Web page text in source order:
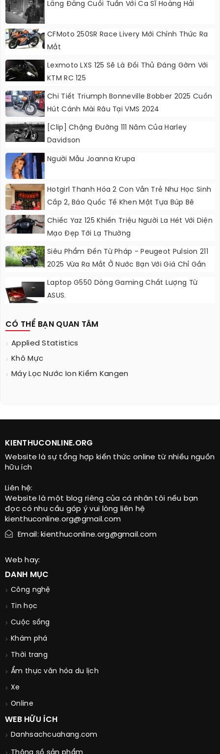
Lãng Đãng Cuối Tuần Với Ca Sĩ Hoàng Hải
CFMoto 250SR Race Livery Mới Chính Thức Ra
Mắt
Lexmoto LXS 125 Sẽ Là Đối Thủ Đáng Gờm Với
KTM RC 125
Chi Tiết Triumph Bonneville Bobber 2025 Cuốn
Hút Cánh Mài Râu Tại VMS 2024
[Clip] Chặng Đường 111 Năm Của Harley
Davidson
Người Mẫu Joanna Krupa
Hotgirl Thanh Hóa 2 Con Vẫn Trẻ Như Học Sinh
Cấp 2, Báo Quốc Tế Khen Mặt Tựa Búp Bê
Chiếc Yaz 125 Khiến Triệu Người La Hét Với Diện
Mạo Đẹp Tới Lạ Thường
Siêu Phẩm Đến Từ Pháp - Peugeot Pulsion 211
2025 Vừa Ra Mắt Ở Nước Bạn Với Giá Chỉ Gần
60 Triệu Đồng
Laptop G550 Dòng Gaming Chất Lượng Từ
ASUS.
CÓ THỂ BẠN QUAN TÂM
Applied Statistics
Khô Mực
Máy Lọc Nước Ion Kiềm Kangen
KIENTHUCONLINE.ORG
Website là sự tổng hợp kiến thức online từ nhiều nguồn
hữu ích
Liên hệ:
Website là một blog riêng của cá nhân tôi nếu bạn
đọc có nhu cầu góp ý vui lòng liên hệ
kienthuconline.org@gmail.com
Email: kienthuconline.org@gmail.com
Web hay:
DANH MỤC
Công nghệ
Tin học
Cuộc sống
Khám phá
Thời trang
Ẩm thực văn hóa du lịch
Xe
Online
WEB HỮU ÍCH
Danhsachcuahang.com